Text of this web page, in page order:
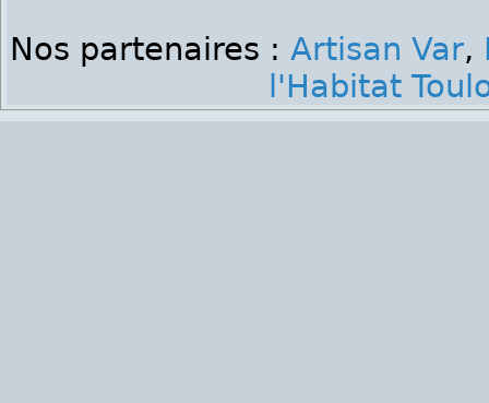
Nos partenaires : Artisan Var,
l'Habitat